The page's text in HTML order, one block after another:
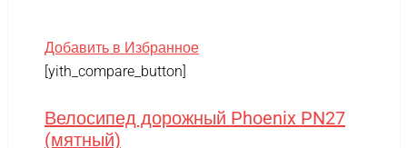
Добавить в Избранное
[yith_compare_button]
Велосипед дорожный Phoenix PN27
(мятный)